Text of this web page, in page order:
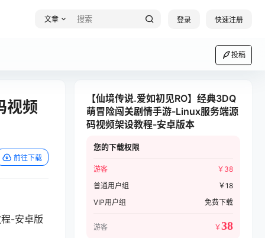
文章 登录 快速注册
投稿
视频
前往下载
-安卓版
【仙境传说.爱如初见RO】经典3DQ
萌冒险闯关剧情手游-Linux服务端源
码视频架设教程-安卓版本
您的下载权限
游客 ￥ 38
普通用户组
￥18
VIP用户组
免费下载
游客 ￥38